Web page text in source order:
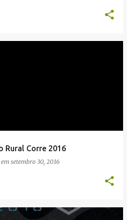
Rural Corre 2016
em setembro 30, 2016